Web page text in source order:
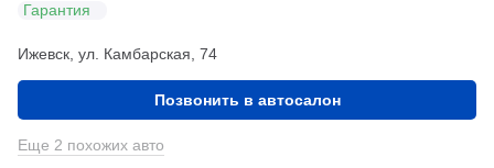
Гарантия
Ижевск, ул. Камбарская, 74
Позвонить в автосалон
Еще 2 похожих авто